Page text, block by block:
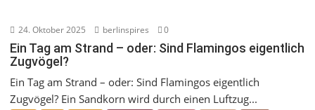
24. Oktober 2025 berlinspires 0
Ein Tag am Strand – oder: Sind Flamingos eigentlich
Zugvögel?
Ein Tag am Strand – oder: Sind Flamingos eigentlich
Zugvögel? Ein Sandkorn wird durch einen Luftzug...